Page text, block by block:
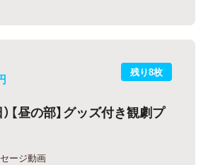
残り8枚
【昼の部】グッズ付き観劇プ
ージ動画